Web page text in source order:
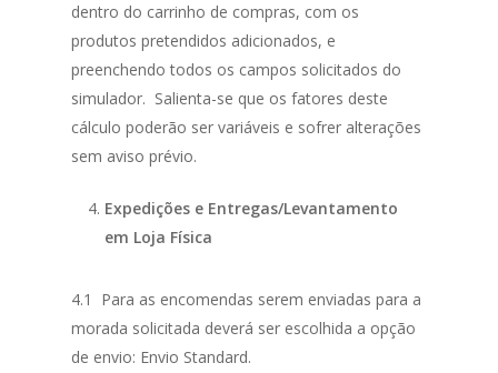
dentro do carrinho de compras, com os
produtos pretendidos adicionados, e
preenchendo todos os campos solicitados do
simulador. Salienta-se que os fatores deste
cálculo poderão ser variáveis e sofrer alterações
sem aviso prévio.
Expedições e Entregas/Levantamento
em Loja Física
4.1 Para as encomendas serem enviadas para a
morada solicitada deverá ser escolhida a opção
de envio: Envio Standard.